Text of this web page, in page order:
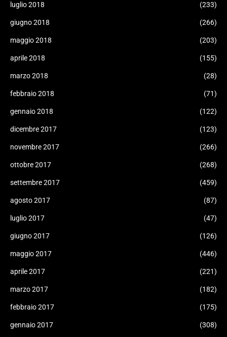
luglio 2018 (233)
giugno 2018 (266)
maggio 2018 (203)
aprile 2018 (155)
marzo 2018 (28)
febbraio 2018 (71)
gennaio 2018 (122)
dicembre 2017 (123)
novembre 2017 (266)
ottobre 2017 (268)
settembre 2017 (459)
agosto 2017 (87)
luglio 2017 (47)
giugno 2017 (126)
maggio 2017 (446)
aprile 2017 (221)
marzo 2017 (182)
febbraio 2017 (175)
gennaio 2017 (308)